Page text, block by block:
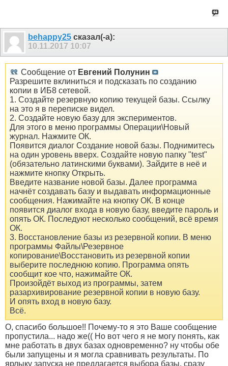
behappy25 сказал(-а):
10.11.2017 10:07
Сообщение от Евгений Полунин
Разрешите вклиниться и подсказать по созданию
копии в ИБ8 сетевой.
1. Создайте резервную копию текущей базы. Ссылку
на это я в переписке видел.
2. Создайте новую базу для экспериментов.
Для этого в меню программы Операции\Новый
журнал. Нажмите ОК.
Появится диалог Создание новой базы. Поднимитесь
на один уровень вверх. Создайте новую папку "test"
(обязательно латинскими буквами). Зайдите в неё и
нажмите кнопку Открыть.
Введите название новой базы. Далее программа
начнёт создавать базу и выдавать информационные
сообщения. Нажимайте на кнопку ОК. В конце
появится диалог входа в новую базу, введите пароль и
опять ОК. Последуют несколько сообщений, всё время
ОК.
3. Восстановление базы из резервной копии. В меню
программы Файлы\Резервное
копирование\Восстановить из резервной копии
выберите последнюю копию. Программа опять
сообщит кое что, нажимайте ОК.
Произойдёт выход из программы, затем
разархивирование резервной копии в новую базу.
И опять вход в новую базу.
Всё.
О, спасибо большое!! Почему-то я это Ваше сообщение
пропустила... надо же(( Но вот чего я не могу понять, как
мне работать в двух базах одновременно? ну чтобы обе
были запущены и я могла сравнивать результаты. По
ярлыку запуска не предлагается выбора базы, сразу